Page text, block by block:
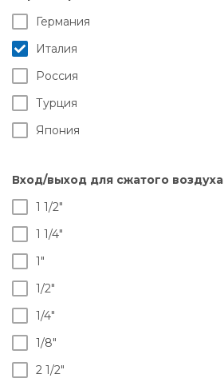
Германия
Италия
Россия
Турция
Япония
Вход/выход для сжатого воздуха
1 1/2"
1 1/4"
1"
1/2"
1/4"
1/8"
2 1/2"